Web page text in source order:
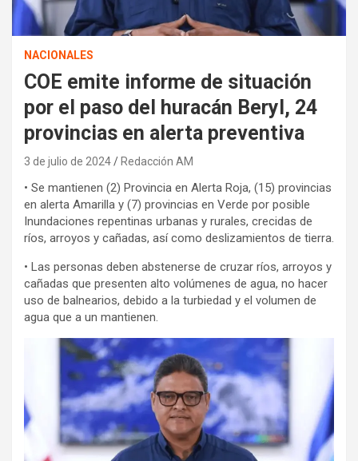
NACIONALES
COE emite informe de situación
por el paso del huracán Beryl, 24
provincias en alerta preventiva
3 de julio de 2024 Redacción AM
• Se mantienen (2) Provincia en Alerta Roja, (15) provincias
en alerta Amarilla y (7) provincias en Verde por posible
Inundaciones repentinas urbanas y rurales, crecidas de
ríos, arroyos y cañadas, así como deslizamientos de tierra.
• Las personas deben abstenerse de cruzar ríos, arroyos y
cañadas que presenten alto volúmenes de agua, no hacer
uso de balnearios, debido a la turbiedad y el volumen de
agua que a un mantienen.